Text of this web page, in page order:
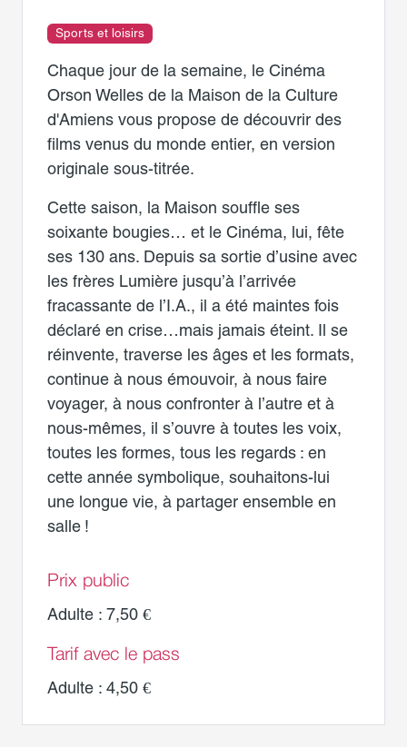
Sports et loisirs
Chaque jour de la semaine, le Cinéma
Orson Welles de la Maison de la Culture
d'Amiens vous propose de découvrir des
films venus du monde entier, en version
originale sous-titrée.
Cette saison, la Maison souffle ses
soixante bougies… et le Cinéma, lui, fête
ses 130 ans. Depuis sa sortie d’usine avec
les frères Lumière jusqu’à l’arrivée
fracassante de l’I.A., il a été maintes fois
déclaré en crise…mais jamais éteint. Il se
réinvente, traverse les âges et les formats,
continue à nous émouvoir, à nous faire
voyager, à nous confronter à l’autre et à
nous-mêmes, il s’ouvre à toutes les voix,
toutes les formes, tous les regards : en
cette année symbolique, souhaitons-lui
une longue vie, à partager ensemble en
salle !
Prix public
Adulte : 7,50 €
Tarif avec le pass
Adulte : 4,50 €